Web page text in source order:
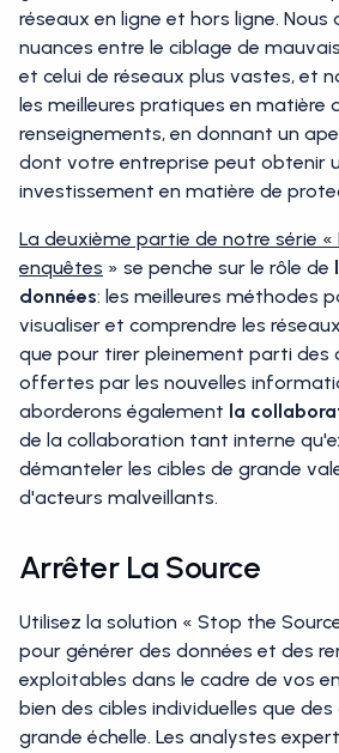
réseaux en ligne et hors ligne. Nous
nuances entre le ciblage de
et celui de réseaux plus vastes, et
les meilleures pratiques en matière
renseignements, en donnant un
dont votre entreprise peut obtenir
investissement en matière de
La deuxième partie de notre série
enquêtes » se penche sur le rôle de
données: les meilleures méthodes
visualiser et comprendre les
que pour tirer pleinement parti des
offertes par les nouvelles
aborderons également la
de la collaboration tant interne
démanteler les cibles de grande
d'acteurs malveillants.
Arrêter La Source
Utilisez la solution « Stop the
pour générer des données et des
exploitables dans le cadre de vos
bien des cibles individuelles que
grande échelle. Les analystes